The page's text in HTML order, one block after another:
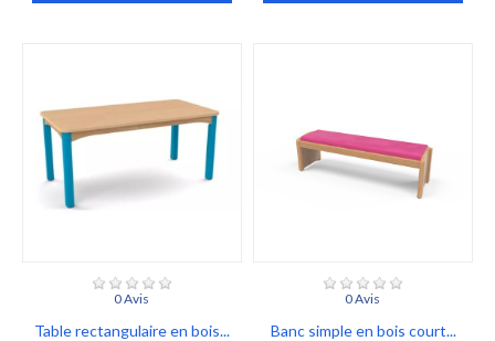
0 Avis
Table rectangulaire en bois...
0 Avis
Banc simple en bois court...